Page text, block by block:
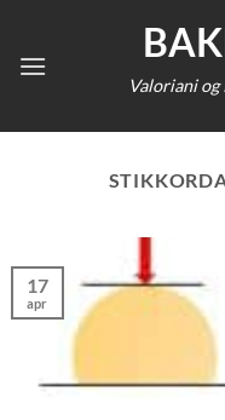
content
Valoriani og
17
apr